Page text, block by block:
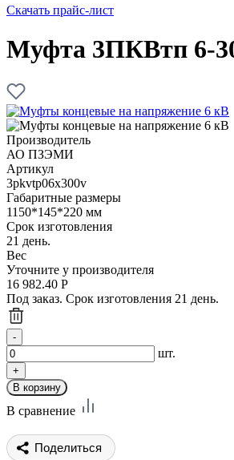
Скачать прайс-лист
Муфта 3ПКВтп 6-
Производитель
АО ПЗЭМИ
Артикул
3pkvtp06x300v
Габаритные размеры
1150*145*220 мм
Срок изготовления
21 день.
Вес
Уточните у производителя
16 982.40 Р
Под заказ. Срок изготовления 21 день.
шт.
В сравнение
Поделиться